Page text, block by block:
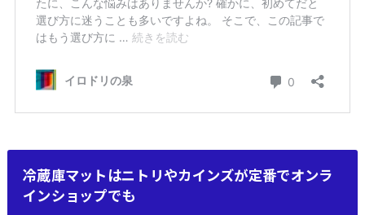
冷蔵庫マットはニトリやカインズが定番でオンラ
インショップでも